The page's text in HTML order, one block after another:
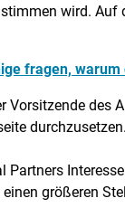
wird.
fragen,
des
durchzusetzen.
größeren